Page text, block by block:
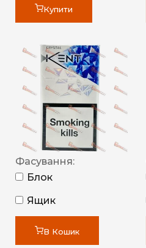
Купити
Фасування:
Блок
Ящик
В Кошик